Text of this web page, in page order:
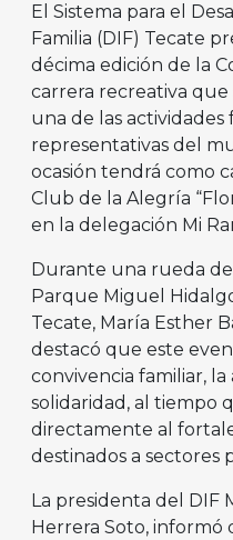
El Sistema para el
Familia (DIF) Tecate
décima edición de la
carrera recreativa que
una de las actividades
representativas del
ocasión tendrá como
Club de la Alegría
en la delegación Mi
Durante una rueda
Parque Miguel
Tecate, María Esther
destacó que este
convivencia familiar, la
solidaridad, al tiempo
directamente al
destinados a sectores
La presidenta del DIF
Herrera Soto, informó